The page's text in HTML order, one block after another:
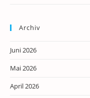
Archiv
Juni 2026
Mai 2026
April 2026